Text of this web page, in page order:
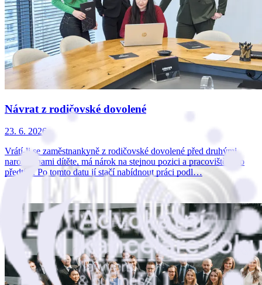
Návrat z rodičovské dovolené
23. 6. 2026
Vrátí-li se zaměstnankyně z rodičovské dovolené před druhými
narozeninami dítěte, má nárok na stejnou pozici a pracoviště jako
předtím. Po tomto datu jí stačí nabídnout práci podl…